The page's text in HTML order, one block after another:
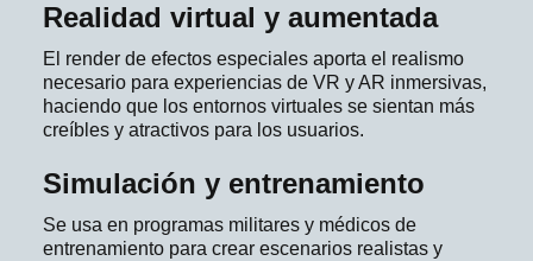
Realidad virtual y aumentada
El render de efectos especiales aporta el realismo
necesario para experiencias de VR y AR inmersivas,
haciendo que los entornos virtuales se sientan más
creíbles y atractivos para los usuarios.
Simulación y entrenamiento
Se usa en programas militares y médicos de
entrenamiento para crear escenarios realistas y